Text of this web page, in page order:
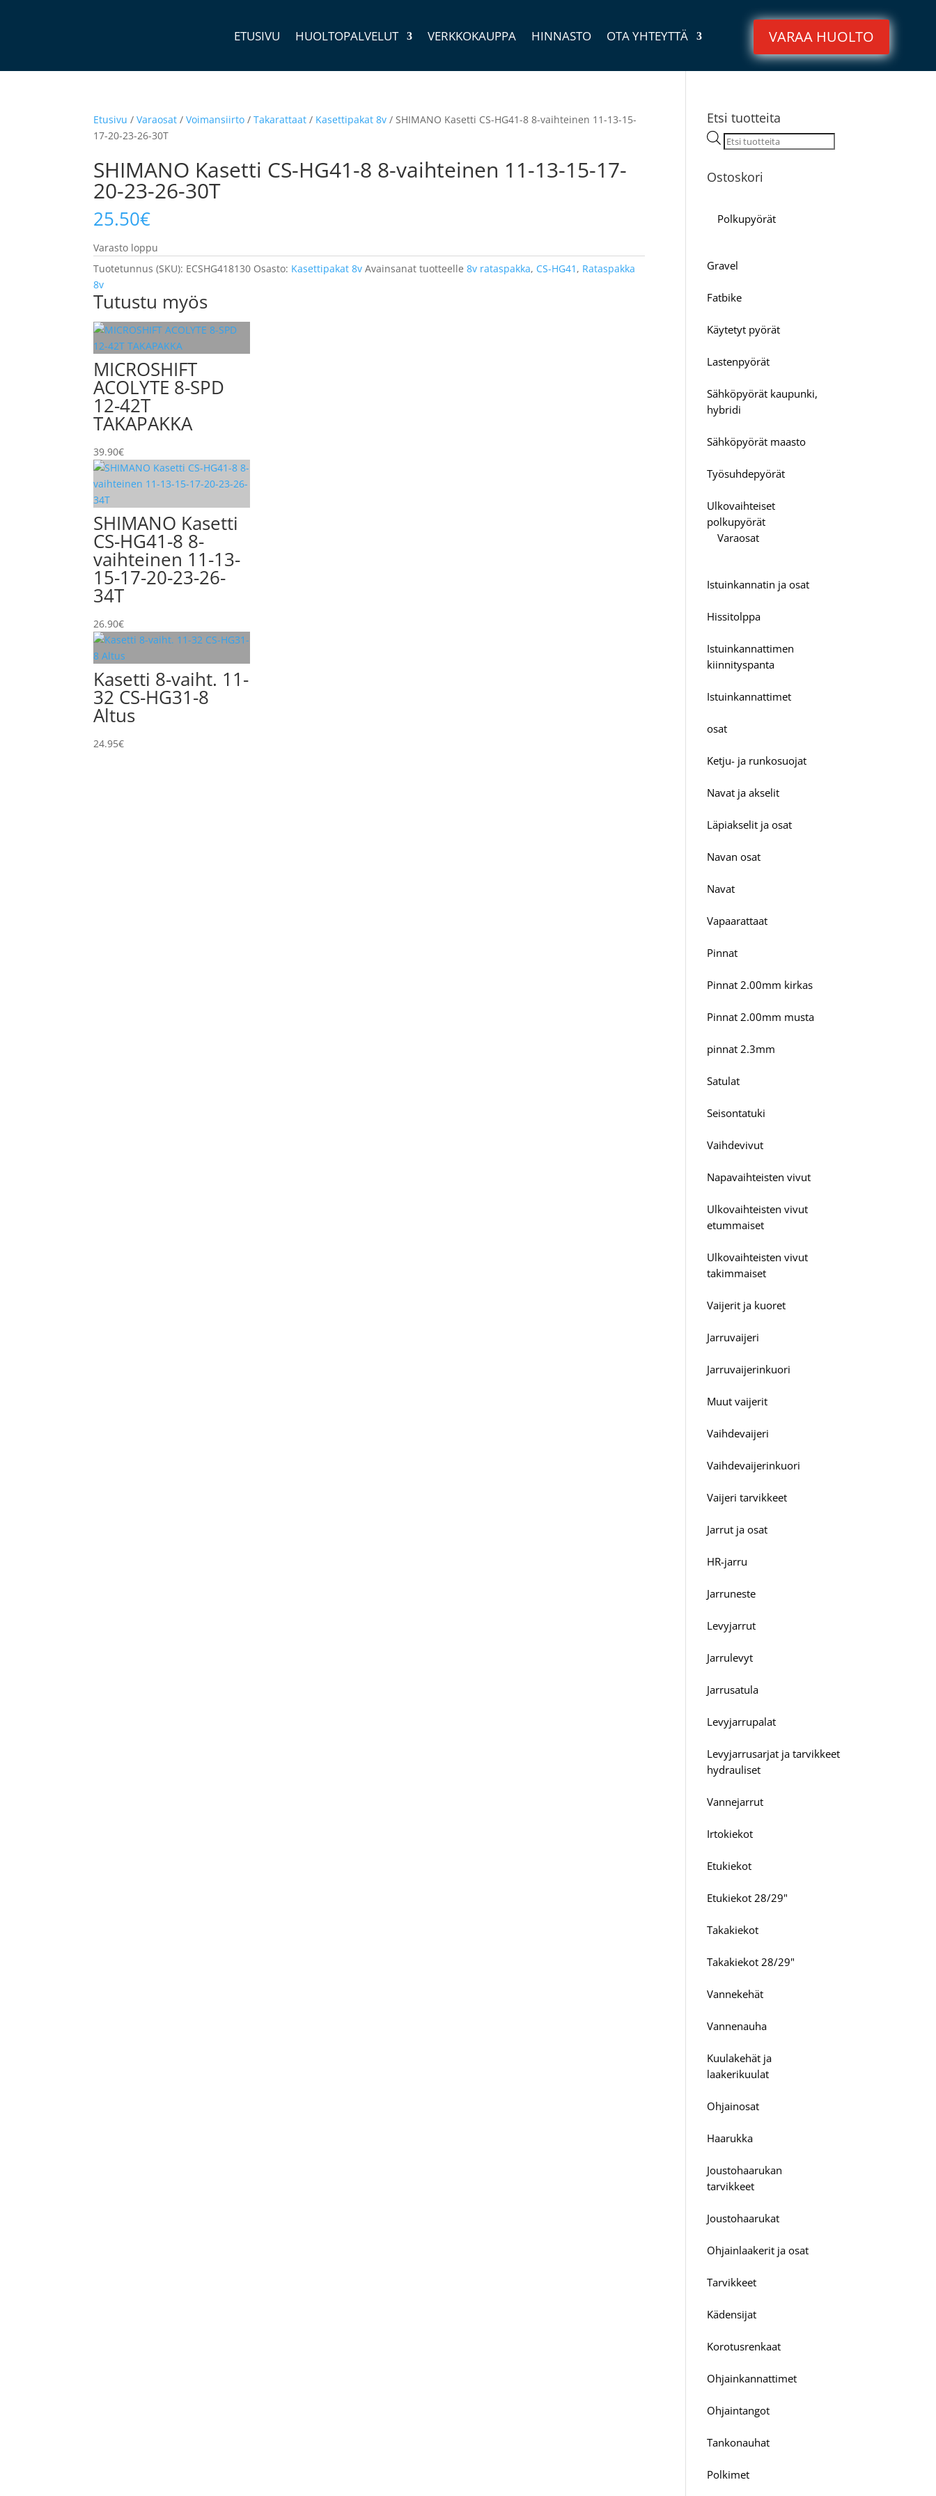
ETUSIVU HUOLTOPALVELUT VERKKOKAUPPA HINNASTO OTA YHTEYTTÄ VARAA HUOLTO
Etusivu /Varaosat /Voimansiirto /Takarattaat / Kasettipakat 8v / SHIMANO Kasetti CS-HG41-8 8-vaihteinen 11-13-15-
17-20-23-26-30T
SHIMANO Kasetti CS-HG41-8 8-vaihteinen 11-13-15-17-
20-23-26-30T
25.50€
Varasto loppu
Tuotetunnus (SKU): ECSHG418130 Osasto: Kasettipakat 8v Avainsanat tuotteelle8v rataspakka, CS-HG41 , Rataspakka
8v
Tutustu myös
MICROSHIFT
ACOLYTE 8-SPD
12-42T
TAKAPAKKA
39.90€
SHIMANO Kasetti
CS-HG41-8 8-
vaihteinen 11-13-
15-17-20-23-26-
34T
26.90€
Kasetti 8-vaiht. 11-
32 CS-HG31-8
Altus
24.95€
Etsi tuotteita
Products
search
Ostoskori
Polkupyörät
Gravel
Fatbike
Käytetyt pyörät
Lastenpyörät
Sähköpyörät kaupunki,
hybridi
Sähköpyörät maasto
Työsuhdepyörät
Ulkovaihteiset
polkupyörät
Varaosat
Istuinkannatin ja osat
Hissitolppa
Istuinkannattimen
kiinnityspanta
Istuinkannattimet
osat
Ketju- ja runkosuojat
Navat ja akselit
Läpiakselit ja osat
Navan osat
Navat
Vapaarattaat
Pinnat
Pinnat 2.00mm kirkas
Pinnat 2.00mm musta
pinnat 2.3mm
Satulat
Seisontatuki
Vaihdevivut
Napavaihteisten vivut
Ulkovaihteisten vivut
etummaiset
Ulkovaihteisten vivut
takimmaiset
Vaijerit ja kuoret
Jarruvaijeri
Jarruvaijerinkuori
Muut vaijerit
Vaihdevaijeri
Vaihdevaijerinkuori
Vaijeri tarvikkeet
Jarrut ja osat
HR-jarru
Jarruneste
Levyjarrut
Jarrulevyt
Jarrusatula
Levyjarrupalat
Levyjarrusarjat ja tarvikkeet
hydrauliset
Vannejarrut
Irtokiekot
Etukiekot
Etukiekot 28/29"
Takakiekot
Takakiekot 28/29"
Vannekehät
Vannenauha
Kuulakehät ja
laakerikuulat
Ohjainosat
Haarukka
Joustohaarukan
tarvikkeet
Joustohaarukat
Ohjainlaakerit ja osat
Tarvikkeet
Kädensijat
Korotusrenkaat
Ohjainkannattimet
Ohjaintangot
Tankonauhat
Polkimet